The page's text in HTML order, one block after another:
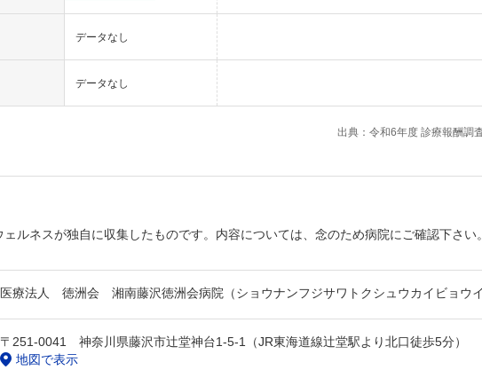
データなし
データなし
出典：令和6年度 診療報酬調
ルネスが独自に収集したものです。内容については、念のため病院にご確認下さい。
医療法人 徳洲会 湘南藤沢徳洲会病院（ショウナンフジサワトクシュウカイビョウイ
〒251-0041 神奈川県藤沢市辻堂神台1-5-1（JR東海道線辻堂駅より北口徒歩5分）
地図で表示